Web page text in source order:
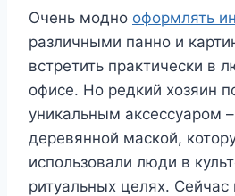
Очень модно оформлять
различными панно и
встретить практически в
офисе. Но редкий хозяин
уникальным аксессуаром
деревянной маской,
использовали люди в
ритуальных целях. Сейчас